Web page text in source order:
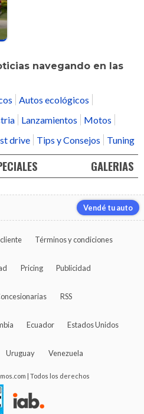
navegando en las
Autos ecológicos
Lanzamientos
Motos
drive Tips y Consejos Tuning
GALERIAS
Vendé tu auto
Términos y condiciones
Pricing Publicidad
RSS
Ecuador Estados Unidos
Uruguay Venezuela
| Todos los derechos